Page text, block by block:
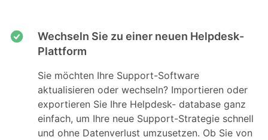
Wechseln Sie zu einer neuen Helpdesk-
Plattform
Sie möchten Ihre Support-Software
aktualisieren oder wechseln? Importieren oder
exportieren Sie Ihre Helpdesk- database ganz
einfach, um Ihre neue Support-Strategie schnell
und ohne Datenverlust umzusetzen. Ob Sie von